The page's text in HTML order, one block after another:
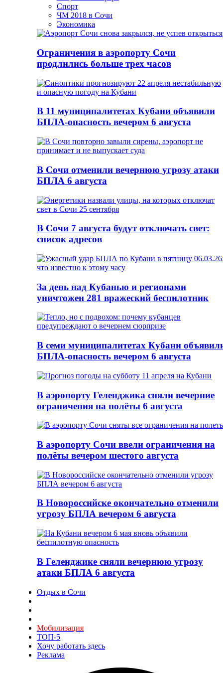
Спорт
ЧМ 2018 в Сочи
Экономика
Ограничения в аэропорту Сочи
продлились больше трех часов
В 11 муниципалитетах Кубани объявили
БПЛА-опасность вечером 6 августа
В Сочи отменили вечернюю угрозу атаки
БПЛА 6 августа
В Сочи 7 августа будут отключать свет:
список адресов
За день над Кубанью и регионами
уничтожен 281 вражеский беспилотник
В семи муниципалитетах Кубани
БПЛА-опасность вечером 6 августа
В аэропорту Геленджика сняли вечерние
ограничения на полёты 6 августа
В аэропорту Сочи ввели ограничения на
полёты вечером шестого августа
В Новороссийске окончательно отменили
угрозу БПЛА вечером 6 августа
В Геленджике сняли вечернюю угрозу
атаки БПЛА 6 августа
Отдых в Сочи
Мобилизация
ТОП-5
Хочу работать здесь
Реклама